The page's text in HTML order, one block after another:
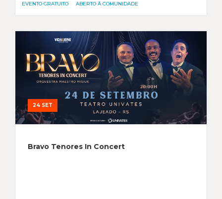
EVENTO GRATUITO ABERTO À COMUNIDADE
24 SET
Bravo Tenores In Concert